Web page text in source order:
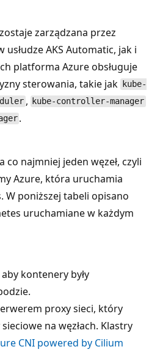
zarządzana przez
AKS Automatic, jak i
platforma Azure obsługuje
sterowania, takie jak
kube-
, kube-controller-manager
.
co najmniej jeden węzeł, czyli
Azure, która uruchamia
W poniższej tabeli opisano
uruchamiane w każdym
kontenery były
proxy sieci, który
na węzłach. Klastry
CNI powered by Cilium